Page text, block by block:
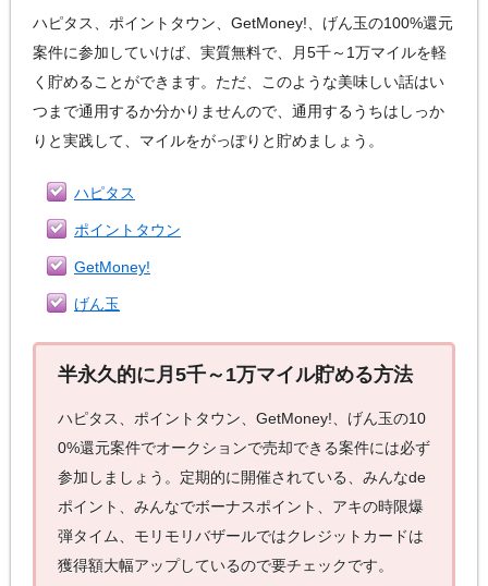
ハピタス、ポイントタウン、GetMoney!、げん玉の100%還元
案件に参加していけば、実質無料で、月5千～1万マイルを軽
く貯めることができます。ただ、このような美味しい話はい
つまで通用するか分かりませんので、通用するうちはしっか
りと実践して、マイルをがっぽりと貯めましょう。
ハピタス
ポイントタウン
GetMoney!
げん玉
半永久的に月5千～1万マイル貯める方法
ハピタス、ポイントタウン、GetMoney!、げん玉の10
0%還元案件でオークションで売却できる案件には必ず
参加しましょう。定期的に開催されている、みんなde
ポイント、みんなでボーナスポイント、アキの時限爆
弾タイム、モリモリバザールではクレジットカードは
獲得額大幅アップしているので要チェックです。